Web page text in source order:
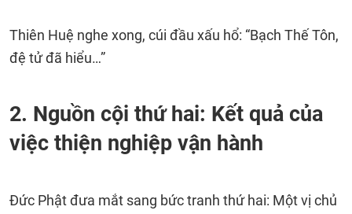
Thiên Huệ nghe xong, cúi đầu xấu hổ: “Bạch Thế Tôn,
đệ tử đã hiểu…”
2. Nguồn cội thứ hai: Kết quả của
việc thiện nghiệp vận hành
Đức Phật đưa mắt sang bức tranh thứ hai: Một vị chủ